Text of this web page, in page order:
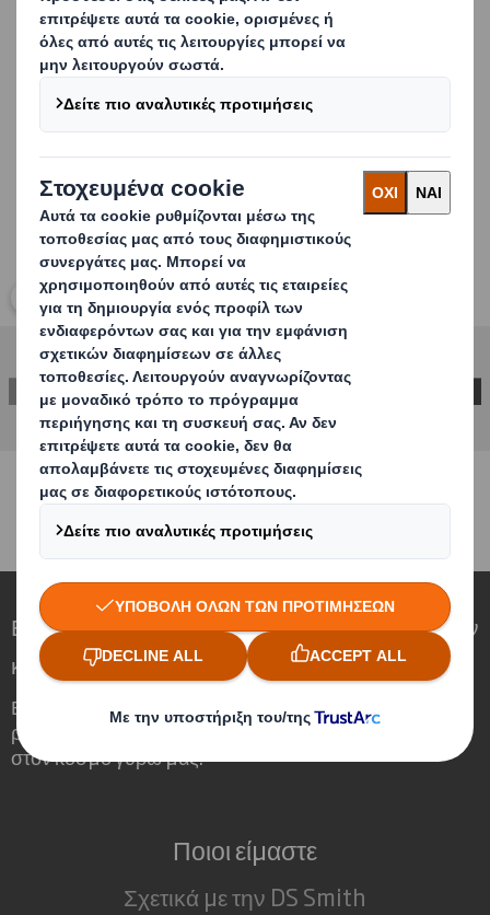
Ορατότητα προϊόντων και εύκολη πλοήγηση για τους
καταναλωτές
Carousel. Use previous and next buttons to move
Κάντε κλικ για προβολή μεγαλύτερης οθόνης
ΕΠΙΚΟΙΝΩΝΙΑ
Επαναπροσδιορίζουμε τη συσκευασία για έναν
κόσμο που αλλάζει
Βλέπουμε την ευκαιρία και τον σημαντικό
ρόλο που θα διαδραματίσει η συσκευασία
στον κόσμο γύρω μας.
Ποιοι είμαστε
Σχετικά με την DS Smith